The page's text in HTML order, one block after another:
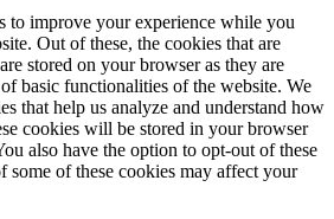
to improve your experience while you
Out of these, the cookies that are
stored on your browser as they are
basic functionalities of the website. We
that help us analyze and understand how
cookies will be stored in your browser
also have the option to opt-out of these
some of these cookies may affect your